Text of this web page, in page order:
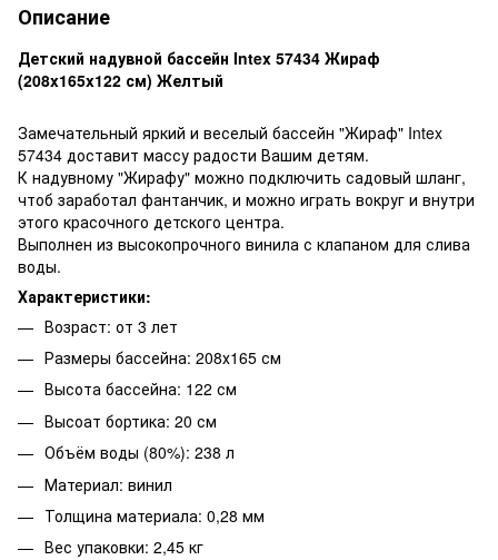
Описание
Детский надувной бассейн Intex 57434 Жираф
(208x165x122 см) Желтый
Замечательный яркий и веселый бассейн "Жираф" Intex
57434 доставит массу радости Вашим детям.
К надувному "Жирафу" можно подключить садовый шланг,
чтоб заработал фантанчик, и можно играть вокруг и внутри
этого красочного детского центра.
Выполнен из высокопрочного винила с клапаном для слива
воды.
Характеристики:
Возраст: от 3 лет
Размеры бассейна: 208х165 см
Высота бассейна: 122 см
Высоат бортика: 20 см
Объём воды (80%): 238 л
Материал: винил
Толщина материала: 0,28 мм
Вес упаковки: 2,45 кг